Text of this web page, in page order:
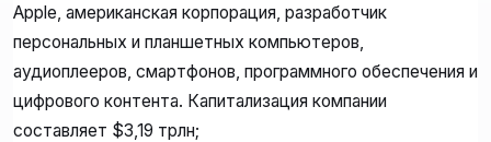
Apple, американская корпорация, разработчик
персональных и планшетных компьютеров,
аудиоплееров, смартфонов, программного обеспечения и
цифрового контента. Капитализация компании
составляет $3,19 трлн;